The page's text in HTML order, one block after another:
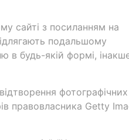
сайті з посиланням на
подальшому
в будь-якій формі,
фотографічних
правовласника Getty